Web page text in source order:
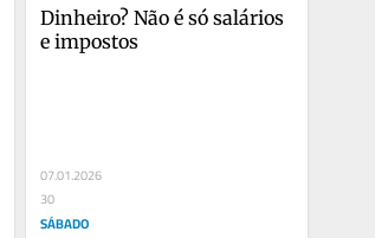
Dinheiro? Não é só salários
e impostos
07.01.2026
30
SÁBADO